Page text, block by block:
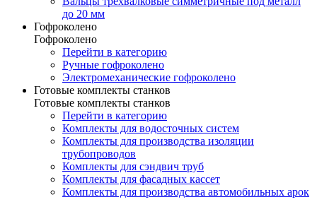
до 20 мм
Гофроколено
Гофроколено
Перейти в категорию
Ручные гофроколено
Электромеханические гофроколено
Готовые комплекты станков
Готовые комплекты станков
Перейти в категорию
Комплекты для водосточных систем
Комплекты для производства изоляции
трубопроводов
Комплекты для сэндвич труб
Комплекты для фасадных кассет
Комплекты для производства автомобильных арок